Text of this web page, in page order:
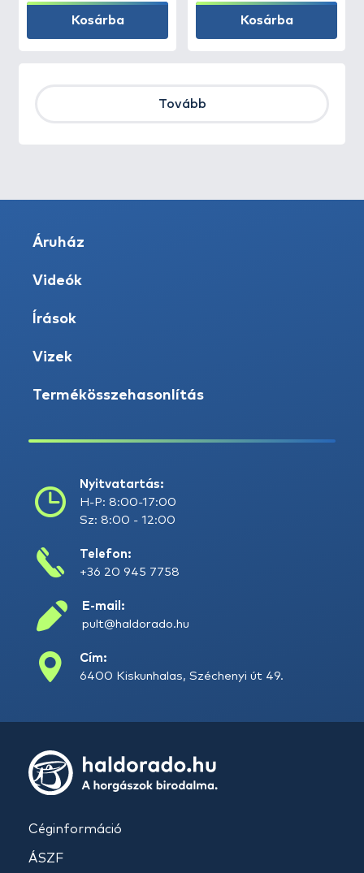
Kosárba Kosárba
Tovább
Áruház
Videók
Írások
Vizek
Termékösszehasonlítás
Nyitvatartás:
H-P: 8:00-17:00
Sz: 8:00 - 12:00
Telefon:
+36 20 945 7758
E-mail:
pult@haldorado.hu
Cím:
6400 Kiskunhalas, Széchenyi út 49.
Céginformáció
ÁSZF